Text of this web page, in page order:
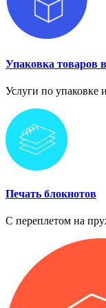
Упаковка товаров
Услуги по упаковке
Печать блокнотов
С переплетом на